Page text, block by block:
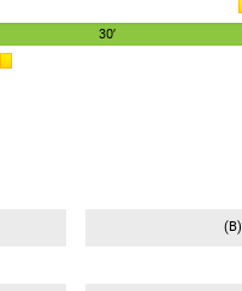
30′
(В)